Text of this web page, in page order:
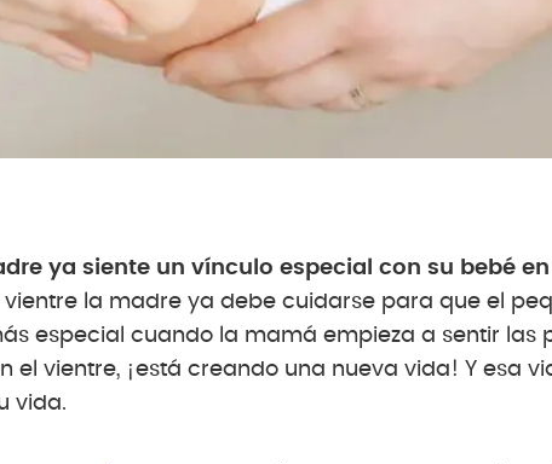
ya siente un vínculo especial con su bebé
la madre ya debe cuidarse para que el
especial cuando la mamá empieza a sentir las
el vientre, ¡está creando una nueva vida! Y esa
vida.